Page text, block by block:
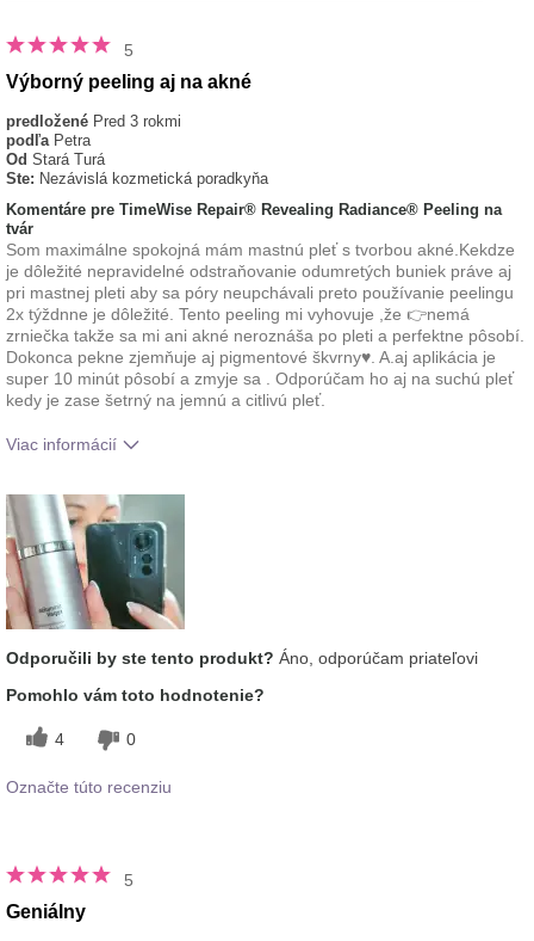
5
Výborný peeling aj na akné
predložené Pred 3 rokmi
podľa Petra
Od Stará Turá
Ste: Nezávislá kozmetická poradkyňa
Komentáre pre TimeWise Repair® Revealing Radiance® Peeling na
tvár
Som maximálne spokojná mám mastnú pleť s tvorbou akné.Kekdze
je dôležité nepravidelné odstraňovanie odumretých buniek práve aj
pri mastnej pleti aby sa póry neupchávali preto používanie peelingu
2x týždnne je dôležité. Tento peeling mi vyhovuje ,že 👉nemá
zrniečka takže sa mi ani akné neroznáša po pleti a perfektne pôsobí.
Dokonca pekne zjemňuje aj pigmentové škvrny♥️. A.aj aplikácia je
super 10 minút pôsobí a zmyje sa . Odporúčam ho aj na suchú pleť
kedy je zase šetrný na jemnú a citlivú pleť.
Viac informácií
tohto prípravku?
typ pleti
Odporučili by ste tento produkt? Áno, odporúčam priateľovi
Pomohlo vám toto hodnotenie?
4 0
Označte túto recenziu
5
Geniálny